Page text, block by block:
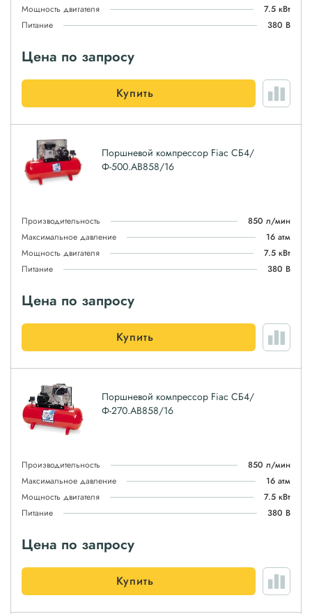
Мощность двигателя
7.5 кВт
Питание
380 В
Цена по запросу
Купить
Поршневой компрессор Fiac СБ4/
Ф-500.AB858/16
Производительность
850 л/мин
Максимальное давление
16 атм
Мощность двигателя
7.5 кВт
Питание
380 В
Цена по запросу
Купить
Поршневой компрессор Fiac СБ4/
Ф-270.AB858/16
Производительность
850 л/мин
Максимальное давление
16 атм
Мощность двигателя
7.5 кВт
Питание
380 В
Цена по запросу
Купить